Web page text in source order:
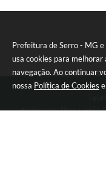
Prefeitura de Serro - MG
usa cookies para melhorar
navegação. Ao continuar
nossa Política de Cookies e
Endereço: Praça João